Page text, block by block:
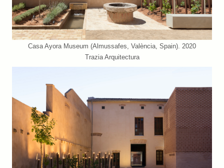
Casa Ayora Museum (Almussafes, València, Spain). 2020
Trazia Arquitectura